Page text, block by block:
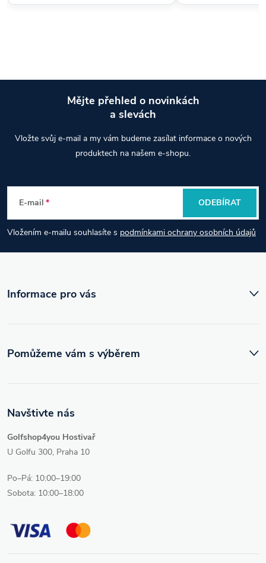
p
a
t
Mějte přehled o novinkách
a slevách
Vložte svůj e-mail a my vám budeme zasílat informace o nových
produktech na našem e-shopu.
E-mail
Vložením e-mailu souhlasíte s podmínkami ochrany osobních údajů
ODEBÍRAT
Informace pro vás
Navštivte nás
Golfshop4you Hostivař
U Golfu 300, Praha 10
Po–Pá: 10:00–19:00
Sobota: 10:00–18:00
Pomůžeme vám s výběrem